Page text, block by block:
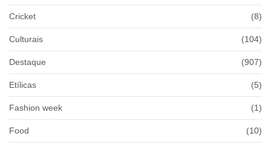
Cricket (8)
Culturais (104)
Destaque (907)
Etílicas (5)
Fashion week (1)
Food (10)